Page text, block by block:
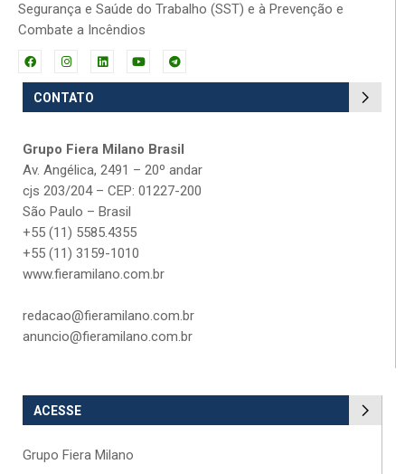
Segurança e Saúde do Trabalho (SST) e à Prevenção e
Combate a Incêndios
CONTATO
Grupo Fiera Milano Brasil
Av. Angélica, 2491 – 20º andar
cjs 203/204 – CEP: 01227-200
São Paulo – Brasil
+55 (11) 5585.4355
+55 (11) 3159-1010
www.fieramilano.com.br
redacao@fieramilano.com.br
anuncio@fieramilano.com.br
ACESSE
Grupo Fiera Milano